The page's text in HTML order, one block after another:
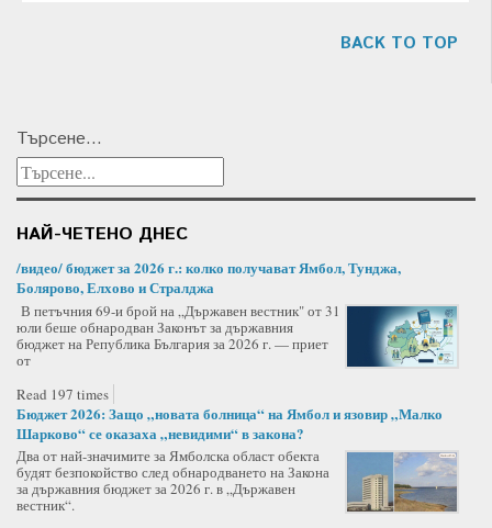
BACK TO TOP
Търсене...
НАЙ-ЧЕТЕНО ДНЕС
/видео/ бюджет за 2026 г.: колко получават Ямбол, Тунджа,
Болярово, Елхово и Стралджа
В петъчния 69-и брой на „Държавен вестник" от 31
юли беше обнародван Законът за държавния
бюджет на Република България за 2026 г. — приет
от
Read 197 times
Бюджет 2026: Защо „новата болница“ на Ямбол и язовир „Малко
Шарково“ се оказаха „невидими“ в закона?
Два от най-значимите за Ямболска област обекта
будят безпокойство след обнародването на Закона
за държавния бюджет за 2026 г. в „Държавен
вестник“.